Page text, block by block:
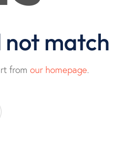
not match
from our homepage.